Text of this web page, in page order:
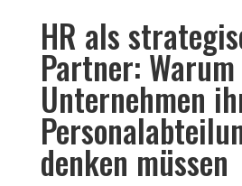
HR als
Partner: Warum
Unternehmen
denken müssen